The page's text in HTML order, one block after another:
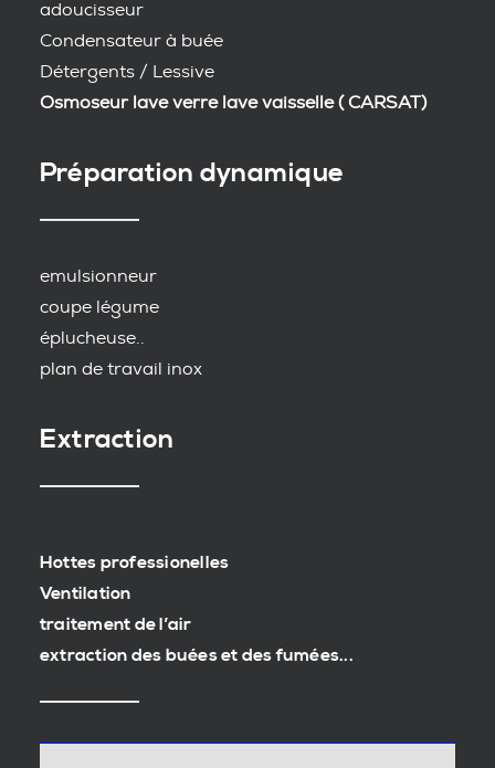
adoucisseur
Condensateur à buée
Détergents / Lessive
Osmoseur lave verre lave vaisselle ( CARSAT)
Préparation dynamique
emulsionneur
coupe légume
éplucheuse..
plan de travail inox
Extraction
Hottes professionelles
Ventilation
traitement de l’air
extraction des buées et des fumées...